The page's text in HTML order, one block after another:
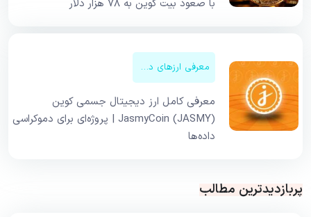
با صعود بیت کوین به ۷۸ هزار دلار
معرفی ارزهای دیجیتال
معرفی کامل ارز دیجیتال جسمی کوین
JasmyCoin (JASMY) | پروژه‌ای برای دموکراسی
داده‌ها
پربازدیدترین مطالب